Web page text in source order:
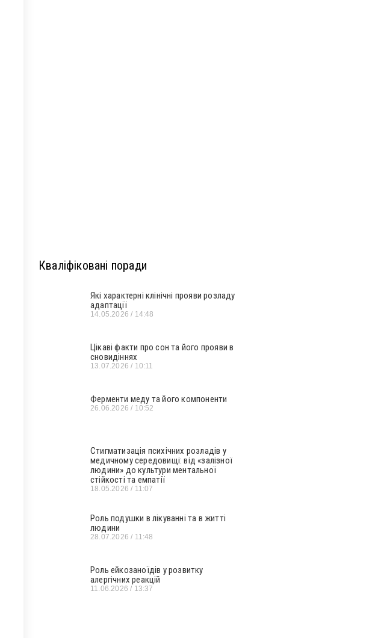
Кваліфіковані поради
Які характерні клінічні прояви розладу
адаптації
14.05.2026 14:48
Цікаві факти про сон та його прояви в
сновидіннях
13.07.2026 10:11
Ферменти меду та його компоненти
26.06.2026 10:52
Стигматизація психічних розладів у
медичному середовищі: від «залізної
людини» до культури ментальної
стійкості та емпатії
18.05.2026 11:07
Роль подушки в лікуванні та в житті
людини
28.07.2026 11:48
Роль ейкозаноїдів у розвитку
алергічних реакцій
11.06.2026 13:37